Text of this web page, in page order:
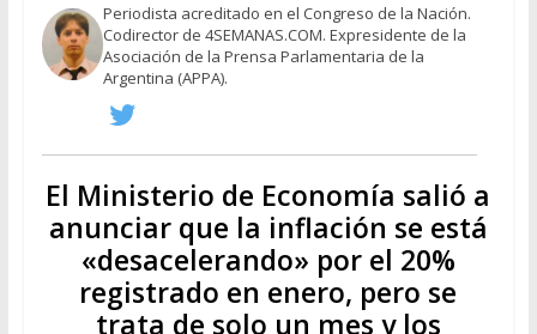
Periodista acreditado en el Congreso de la Nación.
Codirector de 4SEMANAS.COM. Expresidente de la
Asociación de la Prensa Parlamentaria de la
Argentina (APPA).
El Ministerio de Economía salió a
anunciar que la inflación se está
«desacelerando» por el 20%
registrado en enero, pero se
trata de solo un mes y los